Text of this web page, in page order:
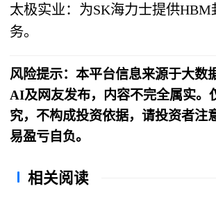
太极实业：为SK海力士提供HBM
务。
风险提示：本平台信息来源于大数
AI及网友发布，内容不完全属实。
究，不构成投资依据，请投资者注
易盈亏自负。
相关阅读